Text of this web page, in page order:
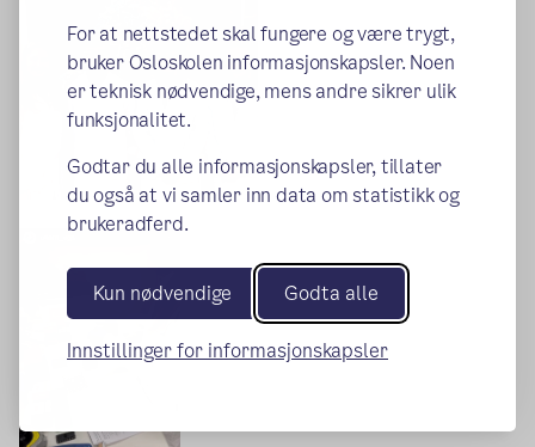
For at nettstedet skal fungere og være trygt,
bruker Osloskolen informasjonskapsler. Noen
er teknisk nødvendige, mens andre sikrer ulik
funksjonalitet.
Godtar du alle informasjonskapsler, tillater
du også at vi samler inn data om statistikk og
brukeradferd.
Kun nødvendige Godta alle
Innstillinger for informasjonskapsler